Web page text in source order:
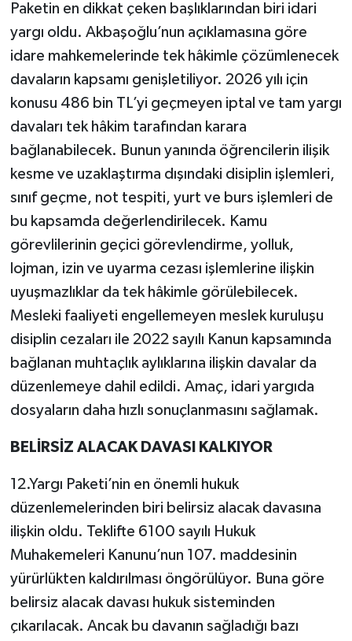
Paketin en dikkat çeken başlıklarından biri idari
yargı oldu. Akbaşoğlu’nun açıklamasına göre
idare mahkemelerinde tek hâkimle çözümlenecek
davaların kapsamı genişletiliyor. 2026 yılı için
konusu 486 bin TL’yi geçmeyen iptal ve tam yargı
davaları tek hâkim tarafından karara
bağlanabilecek. Bunun yanında öğrencilerin ilişik
kesme ve uzaklaştırma dışındaki disiplin işlemleri,
sınıf geçme, not tespiti, yurt ve burs işlemleri de
bu kapsamda değerlendirilecek. Kamu
görevlilerinin geçici görevlendirme, yolluk,
lojman, izin ve uyarma cezası işlemlerine ilişkin
uyuşmazlıklar da tek hâkimle görülebilecek.
Mesleki faaliyeti engellemeyen meslek kuruluşu
disiplin cezaları ile 2022 sayılı Kanun kapsamında
bağlanan muhtaçlık aylıklarına ilişkin davalar da
düzenlemeye dahil edildi. Amaç, idari yargıda
dosyaların daha hızlı sonuçlanmasını sağlamak.
BELİRSİZ ALACAK DAVASI KALKIYOR
12.Yargı Paketi’nin en önemli hukuk
düzenlemelerinden biri belirsiz alacak davasına
ilişkin oldu. Teklifte 6100 sayılı Hukuk
Muhakemeleri Kanunu’nun 107. maddesinin
yürürlükten kaldırılması öngörülüyor. Buna göre
belirsiz alacak davası hukuk sisteminden
çıkarılacak. Ancak bu davanın sağladığı bazı